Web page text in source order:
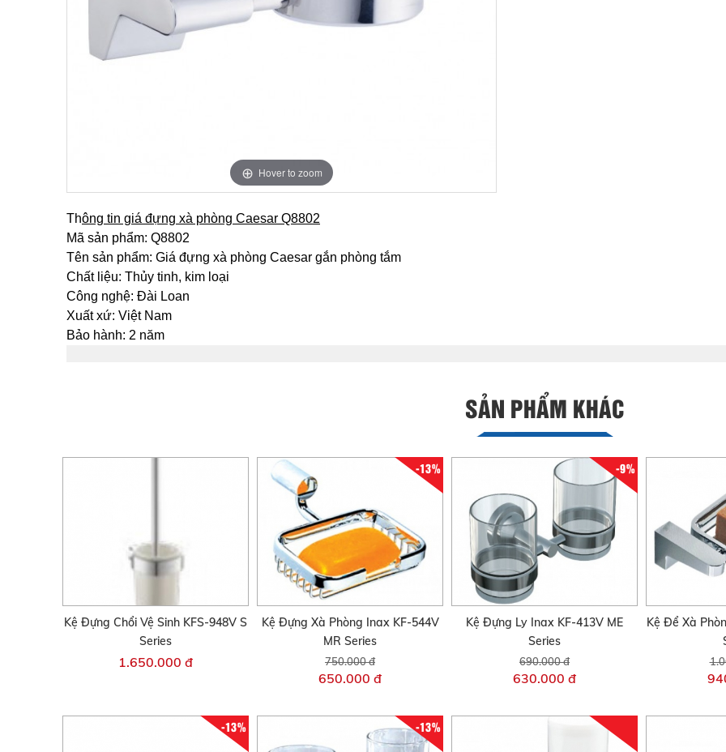
Hover to zoom
Thông tin giá đựng xà phòng Caesar Q8802
Mã sản phẩm: Q8802
Tên sản phẩm: Giá đựng xà phòng Caesar gắn phòng tắm
Chất liệu: Thủy tinh, kim loại
Công nghệ: Đài Loan
Xuất xứ: Việt Nam
Bảo hành: 2 năm
SẢN PHẨM KHÁC
Kệ Đựng Chổi Vệ Sinh KFS-948V S
Series
1.650.000 đ
-13%
Kệ Đựng Xà Phòng Inax KF-544V
MR Series
750.000 đ
650.000 đ
-9%
Kệ Đựng Ly Inax KF-413V ME
Series
690.000 đ
630.000 đ
Kệ Để Xà
-13% -13%